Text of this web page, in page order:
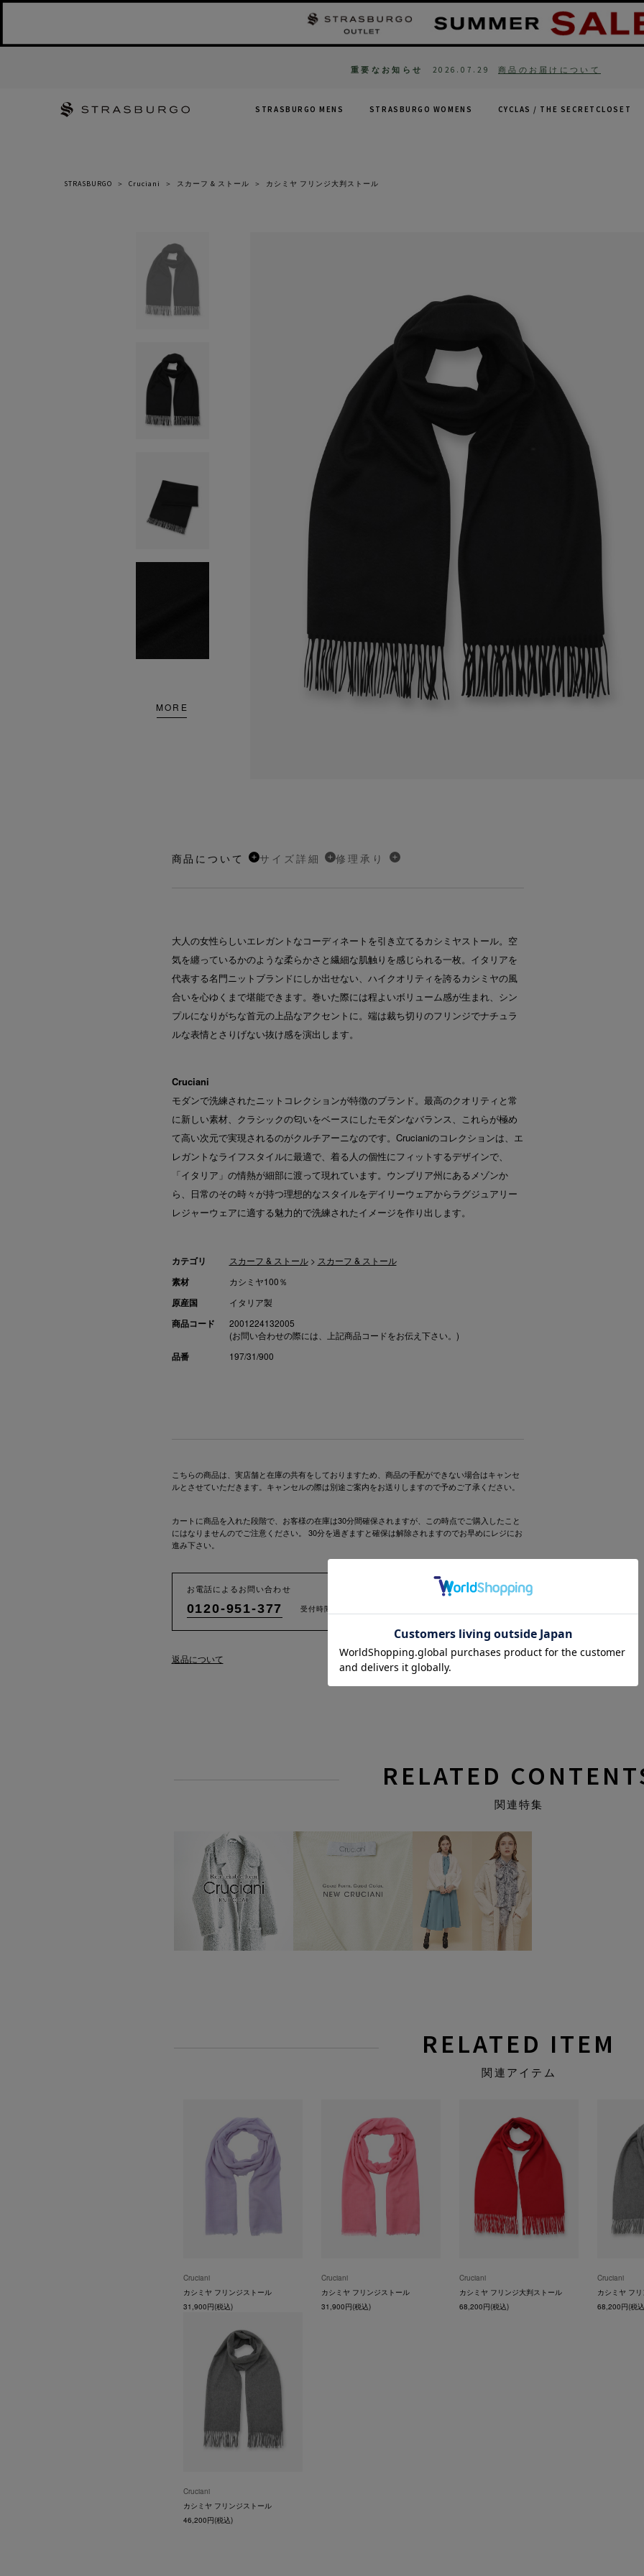
重要なお知らせ 2026.07.29 商品のお届けについて
STRASBURGO MENS STRASBURGO WOMENS CYCLAS / THE SECRETCLOSET
STRASBURGO ＞ Cruciani ＞ スカーフ & ストール ＞ カシミヤ フリンジ大判ストール
MORE
商品について サイズ詳細 修理承り
大人の女性らしいエレガントなコーディネートを引き立てるカシミヤストール。空
気を纏っているかのような柔らかさと繊細な肌触りを感じられる一枚。イタリアを
代表する名門ニットブランドにしか出せない、ハイクオリティを誇るカシミヤの風
合いを心ゆくまで堪能できます。巻いた際には程よいボリューム感が生まれ、シン
プルになりがちな首元の上品なアクセントに。端は裁ち切りのフリンジでナチュラ
ルな表情とさりげない抜け感を演出します。
Cruciani
モダンで洗練されたニットコレクションが特徴のブランド。最高のクオリティと常
に新しい素材、クラシックの匂いをベースにしたモダンなバランス、これらが極め
て高い次元で実現されるのがクルチアーニなのです。Crucianiのコレクションは、エ
レガントなライフスタイルに最適で、着る人の個性にフィットするデザインで、
「イタリア」の情熱が細部に渡って現れています。ウンブリア州にあるメゾンか
ら、日常のその時々が持つ理想的なスタイルをデイリーウェアからラグジュアリー
レジャーウェアに適する魅力的で洗練されたイメージを作り出します。
カテゴリ スカーフ & ストール > スカーフ & ストール
素材 カシミヤ100％
原産国 イタリア製
商品コード
2001224132005
(お問い合わせの際には、上記商品コードをお伝え下さい。)
品番 197/31/900
こちらの商品は、実店舗と在庫の共有をしておりますため、商品の手配ができない場合はキャンセ
ルとさせていただきます。キャンセルの際は別途ご案内をお送りしますので予めご了承ください。
カートに商品を入れた段階で、お客様の在庫は30分間確保されますが、この時点でご購入したこと
にはなりませんのでご注意ください。 30分を過ぎますと確保は解除されますのでお早めにレジにお
進み下さい。
お電話によるお問い合わせ
0120-951-377 受付時間 / 11:00-17:00 土日祝、年末年始を除く
返品について
RELATED
関連特集
RELATED ITEM
関連アイテム
Cruciani
カシミヤ フリンジストール
31,900円(税込)
Cruciani
カシミヤ フリンジストール
31,900円(税込)
Cruciani
カシミヤ フリンジ大判ストール
68,200円(税込)
Cruciani
カシミヤ フ
68,200円(税
Cruciani
カシミヤ フリンジストール
46,200円(税込)